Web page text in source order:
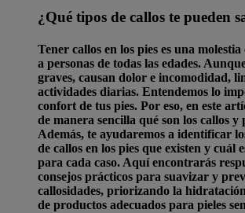
¿Qué tipos de callos te pueden
Tener callos en los pies es una
a personas de todas las edades.
graves, causan dolor e incomodidad,
actividades diarias. Entendemos lo
confort de tus pies. Por eso, en este
de manera sencilla qué son los callos y
Además, te ayudaremos a identificar
de callos en los pies que existen y cuál
para cada caso. Aquí encontrarás
consejos prácticos para suavizar y
callosidades, priorizando la
de productos adecuados para pieles